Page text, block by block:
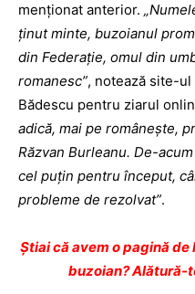
menţionat anterior.
ţinut minte, buzoianul
din Federaţie, omul din
romanesc”, notează site-ul
Bădescu pentru ziarul
adică, mai pe româneşte,
Răzvan Burleanu. De-
cel puţin pentru început,
probleme de rezolvat”.
Ştiai că avem o pagină
buzoian? Alătură-